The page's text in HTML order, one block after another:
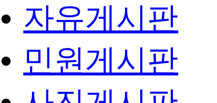
자유게시판
민원게시판